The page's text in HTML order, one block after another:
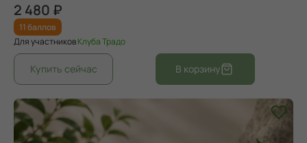
2 480 ₽
11 баллов
Для участниковКлуба Традо